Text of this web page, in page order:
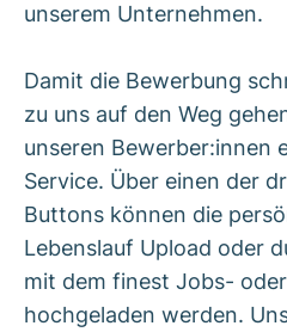
unserem Unternehmen.
Damit die Bewerbung
zu uns auf den Weg
unseren Bewerber:innen
Service. Über einen der
Buttons können die
Lebenslauf Upload oder
mit dem finest Jobs-
hochgeladen werden.